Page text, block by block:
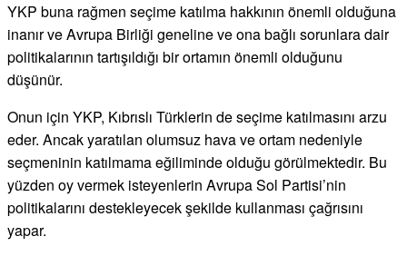
YKP buna rağmen seçime katılma hakkının önemli olduğuna
inanır ve Avrupa Birliği geneline ve ona bağlı sorunlara dair
politikalarının tartışıldığı bir ortamın önemli olduğunu
düşünür.
Onun için YKP, Kıbrıslı Türklerin de seçime katılmasını arzu
eder. Ancak yaratılan olumsuz hava ve ortam nedeniyle
seçmeninin katılmama eğiliminde olduğu görülmektedir. Bu
yüzden oy vermek isteyenlerin Avrupa Sol Partisi’nin
politikalarını destekleyecek şekilde kullanması çağrısını
yapar.